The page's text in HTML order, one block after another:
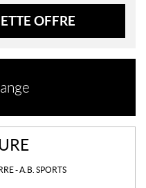
OFFRE
- A.B. SPORTS